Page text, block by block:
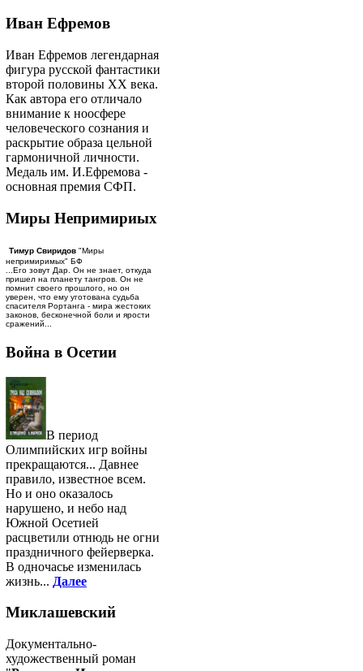
Иван Ефремов
Иван Ефремов легендарная
фигура русской фантастики
второй половины ХХ века.
Как автора его отличало
внимание к ноосфере
человеческого сознания и
раскрытие образа цельной
гармоничной личности.
Медаль им. И.Ефремова -
основная премия СФП.
Миры Непримириых
Тимур Свиридов "Миры
непримиримых" БФ
...Его зовут Дар. Он не знает, откуда
пришел на планету тангров. Он не
помнит своего прошлого, но он
уверен, что ему уготована судьба
спасителя Рортанга - мира жестоких
законов, бесконечной боли и ярости
сражений...
Война в Осетии
В период
Олимпийских игр войны
прекращаются... Давнее
правило, известное всем.
Но и оно оказалось
нарушено, и небо над
Южной Осетией
расцветили отнюдь не огни
праздничного фейерверка.
В одночасье изменилась
жизнь... Далее
Миклашевский
Документально-
художественный роман